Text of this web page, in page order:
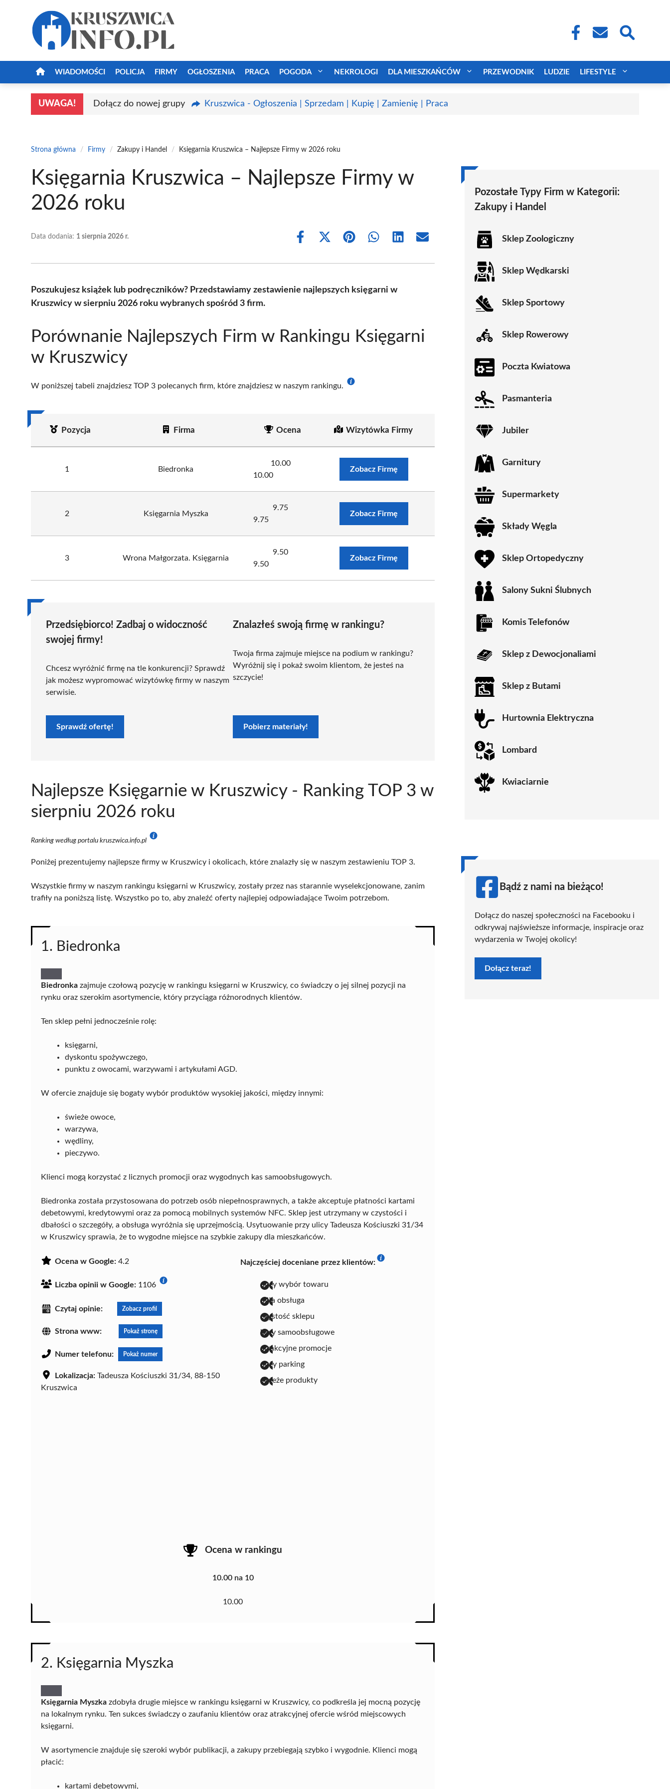
WIADOMOŚCI POLICJA FIRMY OGŁOSZENIA PRACA POGODA NEKROLOGI DLA MIESZKAŃCÓW PRZEWODNIK LUDZIE LIFESTYLE
UWAGA! Dołącz do nowej grupy Kruszwica - Ogłoszenia | Sprzedam | Kupię | Zamienię | Praca
Strona główna / Firmy / Zakupy i Handel / Księgarnia Kruszwica – Najlepsze Firmy w 2026 roku
Księgarnia Kruszwica – Najlepsze Firmy w
2026 roku
Data dodania: 1 sierpnia 2026 r.
Share
Share
(Twitter)
Share Share Share Share
Poszukujesz książek lub podręczników? Przedstawiamy zestawienie najlepszych księgarni w
Kruszwicy w sierpniu 2026 roku wybranych spośród 3 firm.
Porównanie Najlepszych Firm w Rankingu Księgarni
w Kruszwicy
W poniższej tabeli znajdziesz TOP 3 polecanych firm, które znajdziesz w naszym rankingu.
Pozycja Firma Ocena Wizytówka Firmy
1 Biedronka
10.00
10.00
Zobacz Firmę
2 Księgarnia Myszka
9.75
9.75
Zobacz Firmę
3 Wrona Małgorzata. Księgarnia
9.50
9.50
Zobacz Firmę
Przedsiębiorco! Zadbaj o widoczność
swojej firmy!
Chcesz wyróżnić firmę na tle konkurencji? Sprawdź
jak możesz wypromować wizytówkę firmy w naszym
serwisie.
Sprawdź ofertę!
Znalazłeś swoją firmę w rankingu?
Twoja firma zajmuje miejsce na podium w rankingu?
Wyróżnij się i pokaż swoim klientom, że jesteś na
szczycie!
Pobierz materiały!
Najlepsze Księgarnie w Kruszwicy - Ranking TOP 3 w
sierpniu 2026 roku
Ranking według portalu kruszwica.info.pl
Poniżej prezentujemy najlepsze firmy w Kruszwicy i okolicach, które znalazły się w naszym zestawieniu TOP 3.
Wszystkie firmy w naszym rankingu księgarni w Kruszwicy, zostały przez nas starannie wyselekcjonowane, zanim
trafiły na poniższą listę. Wszystko po to, aby znaleźć oferty najlepiej odpowiadające Twoim potrzebom.
1. Biedronka
Biedronka zajmuje czołową pozycję w rankingu księgarni w Kruszwicy, co świadczy o jej silnej pozycji na
rynku oraz szerokim asortymencie, który przyciąga różnorodnych klientów.
Ten sklep pełni jednocześnie rolę:
księgarni,
dyskontu spożywczego,
punktu z owocami, warzywami i artykułami AGD.
W ofercie znajduje się bogaty wybór produktów wysokiej jakości, między innymi:
świeże owoce,
warzywa,
wędliny,
pieczywo.
Klienci mogą korzystać z licznych promocji oraz wygodnych kas samoobsługowych.
Biedronka została przystosowana do potrzeb osób niepełnosprawnych, a także akceptuje płatności kartami
debetowymi, kredytowymi oraz za pomocą mobilnych systemów NFC. Sklep jest utrzymany w czystości i
dbałości o szczegóły, a obsługa wyróżnia się uprzejmością. Usytuowanie przy ulicy Tadeusza Kościuszki 31/34
w Kruszwicy sprawia, że to wygodne miejsce na szybkie zakupy dla mieszkańców.
Ocena w Google: 4.2
Liczba opinii w Google: 1106
Czytaj opinie: Zobacz profil
Strona www: Pokaż stronę
Numer telefonu: Pokaż numer
Lokalizacja: Tadeusza Kościuszki 31/34, 88-150
Kruszwica
Najczęściej doceniane przez klientów:
duży wybór towaru
miła obsługa
czystość sklepu
kasy samoobsługowe
atrakcyjne promocje
duży parking
świeże produkty
Ocena w rankingu
10.00 na 10
10.00
2. Księgarnia Myszka
Księgarnia Myszka zdobyła drugie miejsce w rankingu księgarni w Kruszwicy, co podkreśla jej mocną pozycję
na lokalnym rynku. Ten sukces świadczy o zaufaniu klientów oraz atrakcyjnej ofercie wśród miejscowych
księgarni.
W asortymencie znajduje się szeroki wybór publikacji, a zakupy przebiegają szybko i wygodnie. Klienci mogą
płacić:
kartami debetowymi,
Pozostałe Typy Firm w Kategorii:
Zakupy i Handel
Sklep Zoologiczny
Sklep Wędkarski
Sklep Sportowy
Sklep Rowerowy
Poczta Kwiatowa
Pasmanteria
Jubiler
Garnitury
Supermarkety
Składy Węgla
Sklep Ortopedyczny
Salony Sukni Ślubnych
Komis Telefonów
Sklep z Dewocjonaliami
Sklep z Butami
Hurtownia Elektryczna
Lombard
Kwiaciarnie
Bądź z nami na bieżąco!
Dołącz do naszej społeczności na Facebooku i
odkrywaj najświeższe informacje, inspiracje oraz
wydarzenia w Twojej okolicy!
Dołącz teraz!